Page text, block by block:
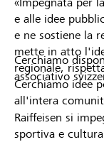
e alle idee
e ne sostiene la
mette in atto
regionale,
Cerchiamo idee
all'intera
Cerchiamo
associativo
Raiffeisen si
sportiva e